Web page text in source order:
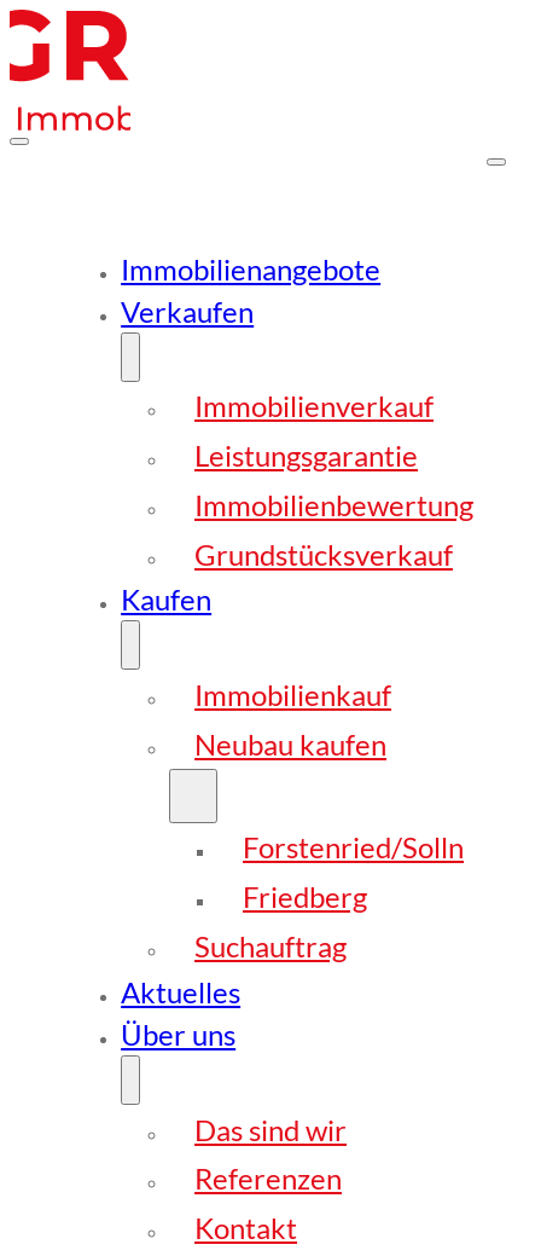
Immobilienangebote
Verkaufen
Immobilienverkauf
Leistungsgarantie
Immobilienbewertung
Grundstücksverkauf
Kaufen
Immobilienkauf
Neubau kaufen
Forstenried/Solln
Friedberg
Suchauftrag
Aktuelles
Über uns
Das sind wir
Referenzen
Kontakt